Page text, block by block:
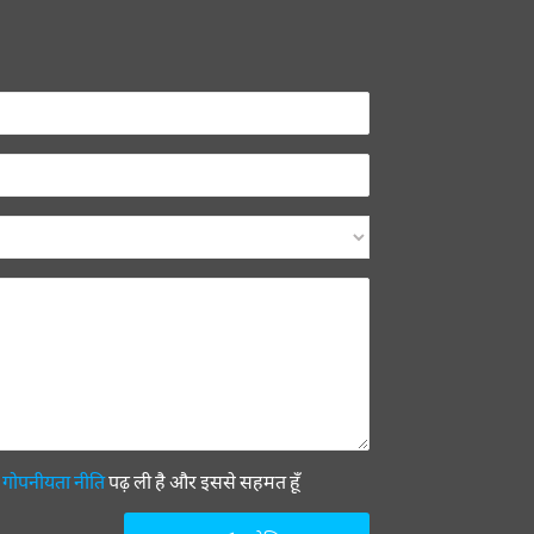
गोपनीयता नीतिपढ़ ली है और इससे सहमत हूँ